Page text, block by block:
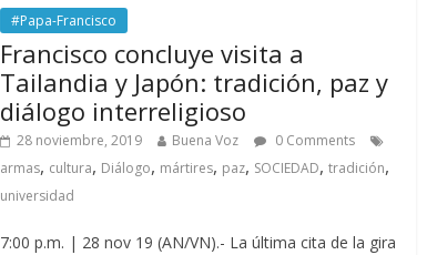
#Papa-Francisco
Francisco concluye visita a
Tailandia y Japón: tradición, paz y
diálogo interreligioso
28 noviembre, 2019 Buena Voz
0 Comments
armas, cultura, Diálogo, mártires, paz, SOCIEDAD,tradición,
universidad
7:00 p.m. | 28 nov 19 (AN/VN).- La última cita de la gira